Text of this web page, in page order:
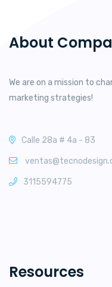
About
We are on a mission to
marketing strategies!
Calle 28a # 4a - 83
3115594775
Resources